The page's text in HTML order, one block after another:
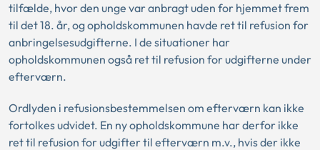
tilfælde, hvor den unge var anbragt uden for hjemmet frem
til det 18. år, og opholdskommunen havde ret til refusion for
anbringelsesudgifterne. I de situationer har
opholdskommunen også ret til refusion for udgifterne under
efterværn.
Ordlyden i refusionsbestemmelsen om efterværn kan ikke
fortolkes udvidet. En ny opholdskommune har derfor ikke
ret til refusion for udgifter til efterværn m.v., hvis der ikke